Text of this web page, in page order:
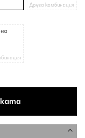
Друга комбинация